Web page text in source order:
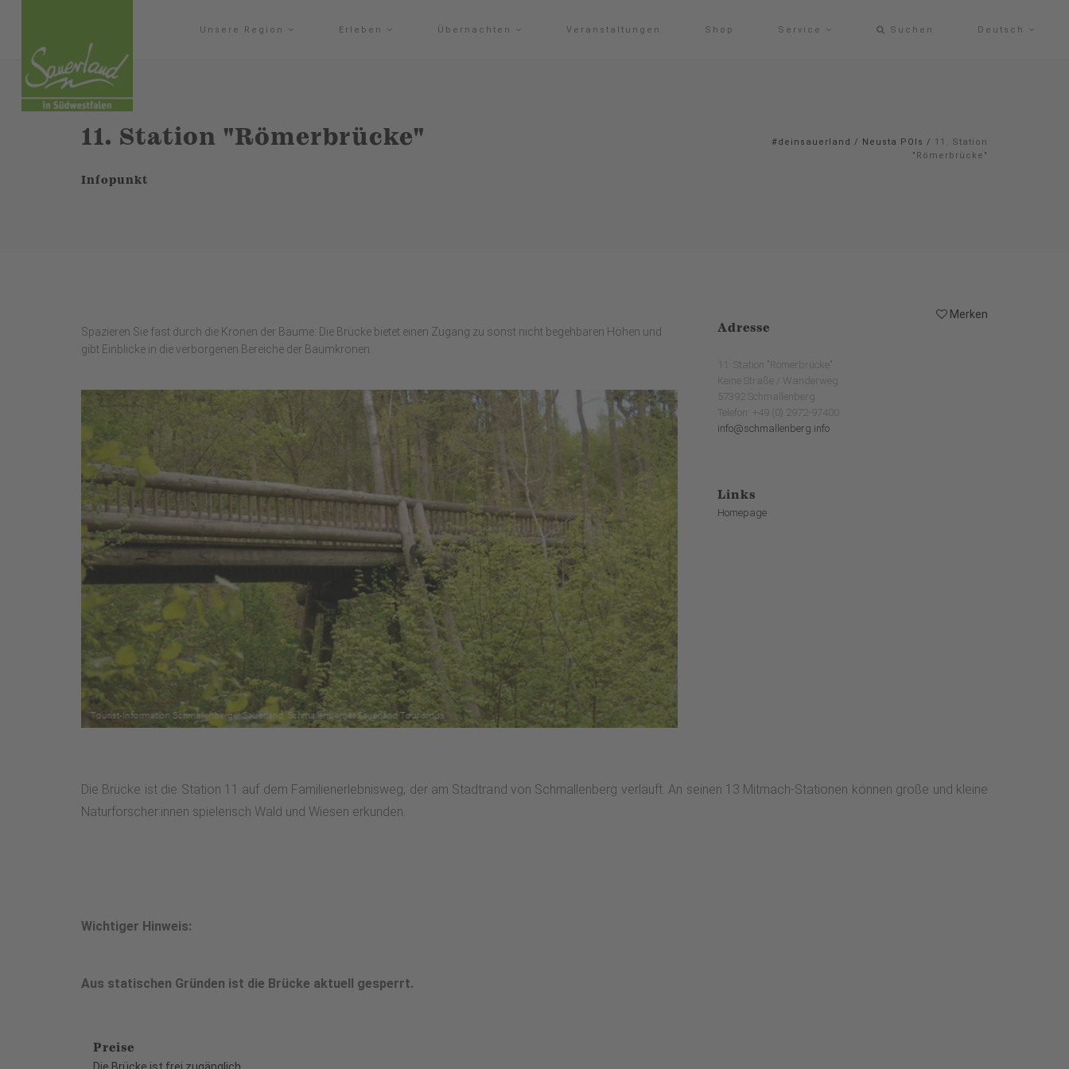
Unsere Region Erleben Übernachten Veranstaltungen Shop Service Suchen Deutsch
11. Station "Römerbrücke"
Infopunkt
#deinsauerland / Neusta POIs / 11. Station
"Römerbrücke"
Merken
Spazieren Sie fast durch die Kronen der Bäume. Die Brücke bietet einen Zugang zu sonst nicht begehbaren Höhen und
gibt Einblicke in die verborgenen Bereiche der Baumkronen.
Adresse
11. Station "Römerbrücke"
Keine Straße / Wanderweg
57392 Schmallenberg
Telefon: +49 (0) 2972-97400
info@schmallenberg.info
Links
Homepage
Die Brücke ist die Station 11 auf dem Familienerlebnisweg, der am Stadtrand von Schmallenberg verläuft. An seinen 13 Mitmach-Stationen können große und kleine
Naturforscher:innen spielerisch Wald und Wiesen erkunden.
Wichtiger Hinweis:
Aus statischen Gründen ist die Brücke aktuell gesperrt.
Preise